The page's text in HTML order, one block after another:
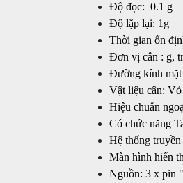
Độ đọc: 0.1 g
Độ lặp lại: 1g
Thời gian ổn
Đơn vị cân : g,
Đường kính
Vật liệu cân:
Hiệu chuẩn
Có chức năng
Hệ thống
Màn hình hiển
Nguồn: 3 x pin